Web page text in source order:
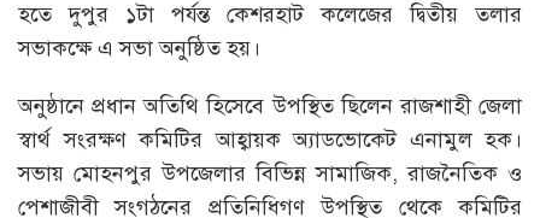
হতে দুপুর ১টা পর্যন্ত কেশরহাট কলেজের দ্বিতীয় তলার
সভাকক্ষে এ সভা অনুষ্ঠিত হয়।
অনুষ্ঠানে প্রধান অতিথি হিসেবে উপস্থিত ছিলেন রাজশাহী জেলা
স্বার্থ সংরক্ষণ কমিটির আহ্বায়ক অ্যাডভোকেট এনামুল হক।
সভায় মোহনপুর উপজেলার বিভিন্ন সামাজিক, রাজনৈতিক ও
পেশাজীবী সংগঠনের প্রতিনিধিগণ উপস্থিত থেকে কমিটির